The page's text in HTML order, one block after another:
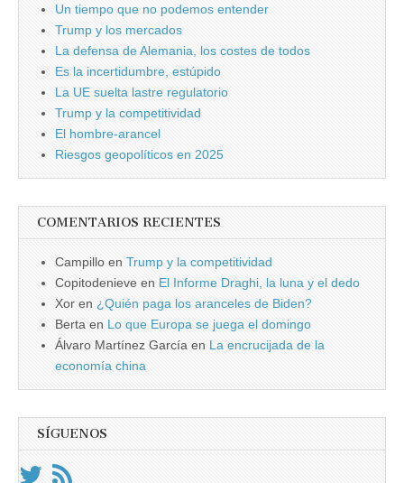
Un tiempo que no podemos entender
Trump y los mercados
La defensa de Alemania, los costes de todos
Es la incertidumbre, estúpido
La UE suelta lastre regulatorio
Trump y la competitividad
El hombre-arancel
Riesgos geopolíticos en 2025
COMENTARIOS RECIENTES
Campillo en Trump y la competitividad
Copitodenieve en El Informe Draghi, la luna y el dedo
Xor en ¿Quién paga los aranceles de Biden?
Berta en Lo que Europa se juega el domingo
Álvaro Martínez García en La encrucijada de la
economía china
SÍGUENOS